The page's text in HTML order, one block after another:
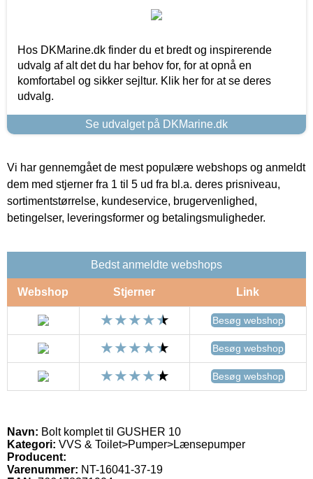
Hos DKMarine.dk finder du et bredt og inspirerende
udvalg af alt det du har behov for, for at opnå en
komfortabel og sikker sejltur. Klik her for at se deres
udvalg.
Se udvalget på DKMarine.dk
Vi har gennemgået de mest populære webshops og anmeldt
dem med stjerner fra 1 til 5 ud fra bl.a. deres prisniveau,
sortimentstørrelse, kundeservice, brugervenlighed,
betingelser, leveringsformer og betalingsmuligheder.
Bedst anmeldte webshops
Webshop Stjerner Link
Besøg webshop
Besøg webshop
Besøg webshop
Navn: Bolt komplet til GUSHER 10
Kategori: VVS & Toilet>Pumper>Lænsepumper
Producent:
Varenummer: NT-16041-37-19